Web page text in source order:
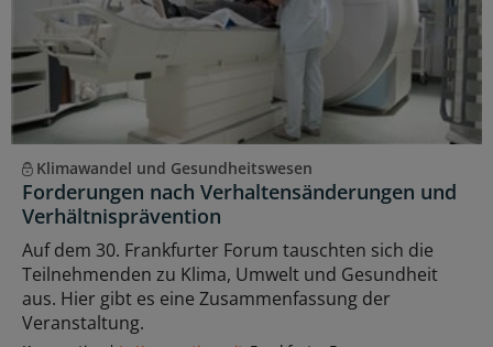
Klimawandel und Gesundheitswesen
Forderungen nach Verhaltensänderungen und
Verhältnisprävention
Auf dem 30. Frankfurter Forum tauschten sich die
Teilnehmenden zu Klima, Umwelt und Gesundheit
aus. Hier gibt es eine Zusammenfassung der
Veranstaltung.